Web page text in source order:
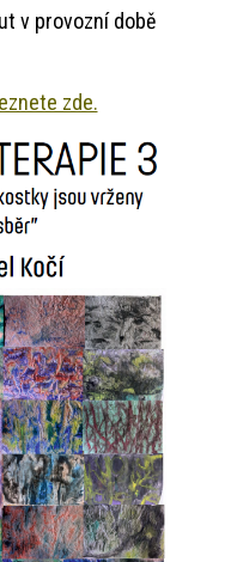
v provozní době
zde.